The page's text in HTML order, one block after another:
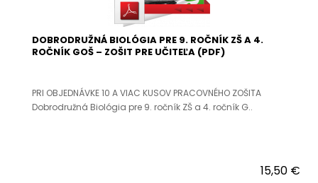
DOBRODRUŽNÁ BIOLÓGIA PRE 9. ROČNÍK ZŠ A 4.
ROČNÍK GOŠ – ZOŠIT PRE UČITEĽA (PDF)
PRI OBJEDNÁVKE 10 A VIAC KUSOV PRACOVNÉHO ZOŠITA
Dobrodružná Biológia pre 9. ročník ZŠ a 4. ročník G..
15,50 €